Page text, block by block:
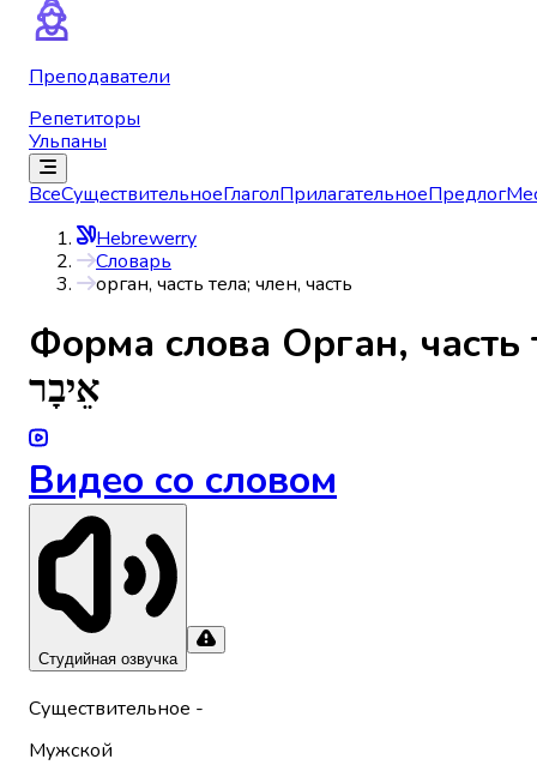
Преподаватели
Репетиторы
Ульпаны
ВсеСуществительноеГлаголПрилагательноеПредлог
Hebrewerry
Словарь
орган, часть тела; член, часть
Форма слова Орган, часть
אֵיבָר
Видео со словом
Студийная озвучка
Существительное -
Мужской